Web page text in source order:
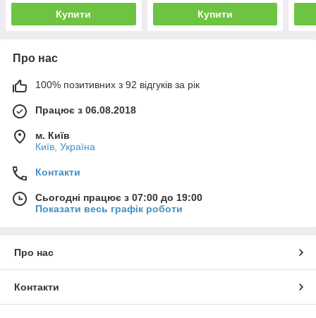
Купити Купити
Про нас
100% позитивних з 92 відгуків за рік
Працює з 06.08.2018
м. Київ
Київ, Україна
Контакти
Сьогодні працює з 07:00 до 19:00
Показати весь графік роботи
Про нас
Контакти